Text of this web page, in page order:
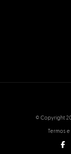
© Copyright
Termos